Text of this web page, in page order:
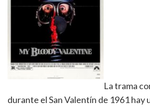
La trama
durante el San Valentín de 1961 hay